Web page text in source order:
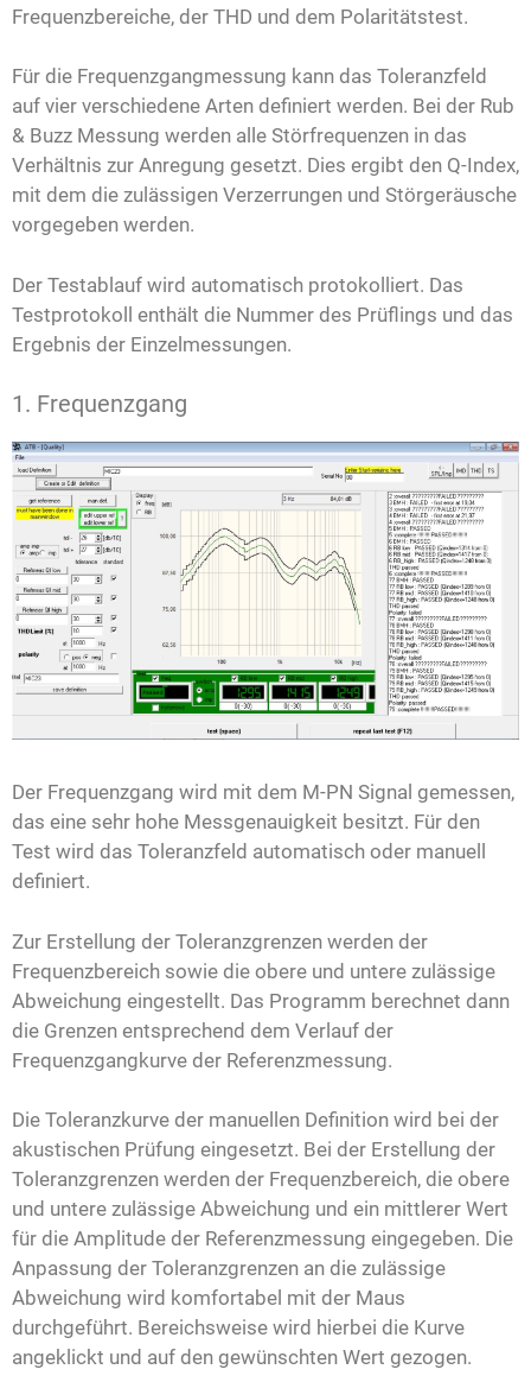
Frequenzbereiche, der THD und dem Polaritätstest.
Für die Frequenzgangmessung kann das Toleranzfeld
auf vier verschiedene Arten definiert werden. Bei der Rub
& Buzz Messung werden alle Störfrequenzen in das
Verhältnis zur Anregung gesetzt. Dies ergibt den Q-Index,
mit dem die zulässigen Verzerrungen und Störgeräusche
vorgegeben werden.
Der Testablauf wird automatisch protokolliert. Das
Testprotokoll enthält die Nummer des Prüflings und das
Ergebnis der Einzelmessungen.
1. Frequenzgang
Der Frequenzgang wird mit dem M-PN Signal gemessen,
das eine sehr hohe Messgenauigkeit besitzt. Für den
Test wird das Toleranzfeld automatisch oder manuell
definiert.
Zur Erstellung der Toleranzgrenzen werden der
Frequenzbereich sowie die obere und untere zulässige
Abweichung eingestellt. Das Programm berechnet dann
die Grenzen entsprechend dem Verlauf der
Frequenzgangkurve der Referenzmessung.
Die Toleranzkurve der manuellen Definition wird bei der
akustischen Prüfung eingesetzt. Bei der Erstellung der
Toleranzgrenzen werden der Frequenzbereich, die obere
und untere zulässige Abweichung und ein mittlerer Wert
für die Amplitude der Referenzmessung eingegeben. Die
Anpassung der Toleranzgrenzen an die zulässige
Abweichung wird komfortabel mit der Maus
durchgeführt. Bereichsweise wird hierbei die Kurve
angeklickt und auf den gewünschten Wert gezogen.